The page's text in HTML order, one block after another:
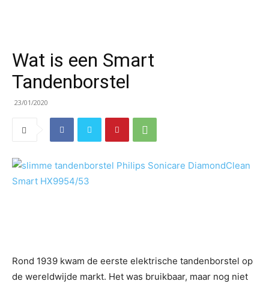
Wat is een Smart
Tandenborstel
23/01/2020
Rond 1939 kwam de eerste elektrische tandenborstel op
de wereldwijde markt. Het was bruikbaar, maar nog niet